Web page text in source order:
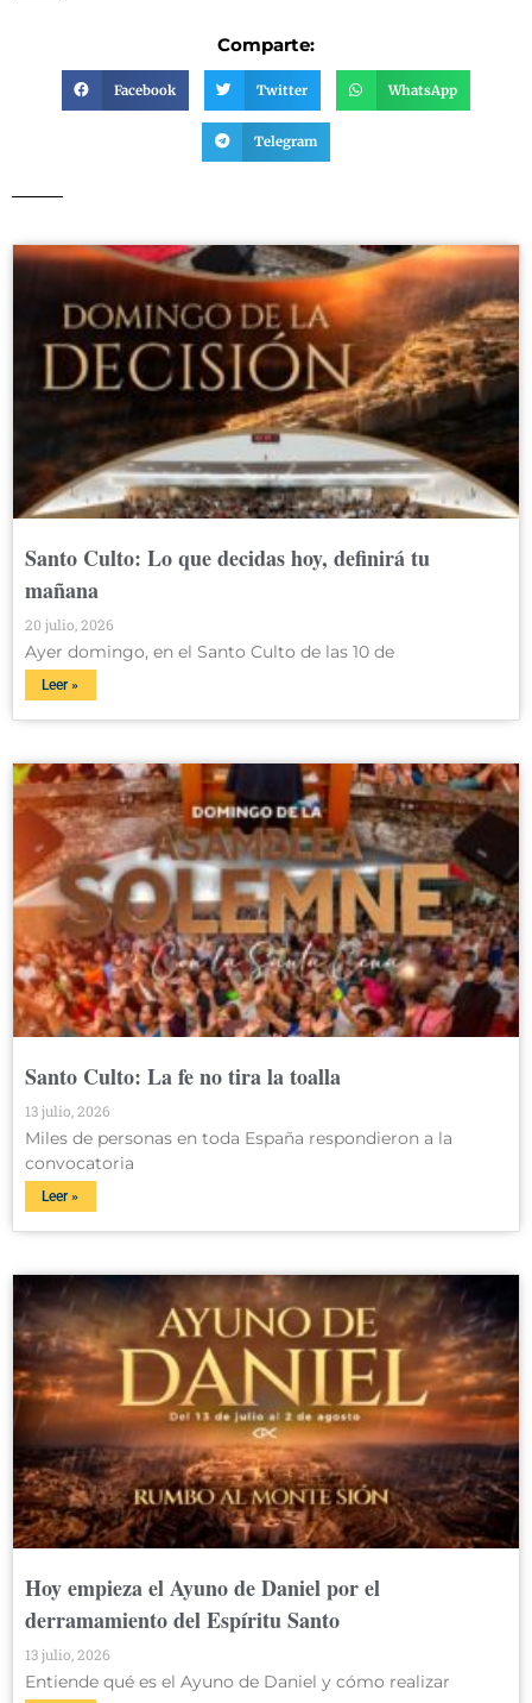
Comparte:
Facebook Twitter WhatsApp
Telegram
Santo Culto: Lo que decidas hoy, definirá tu
mañana
20 julio, 2026
Ayer domingo, en el Santo Culto de las 10 de
Leer »
Santo Culto: La fe no tira la toalla
13 julio, 2026
Miles de personas en toda España respondieron a la
convocatoria
Leer »
Hoy empieza el Ayuno de Daniel por el
derramamiento del Espíritu Santo
13 julio, 2026
Entiende qué es el Ayuno de Daniel y cómo realizar